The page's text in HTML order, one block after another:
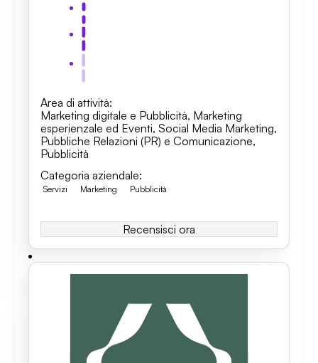
Area di attività:
Marketing digitale e Pubblicità, Marketing
esperienzale ed Eventi, Social Media Marketing,
Pubbliche Relazioni (PR) e Comunicazione,
Pubblicità
Categoria aziendale:
Servizi Marketing Pubblicità
Recensisci ora